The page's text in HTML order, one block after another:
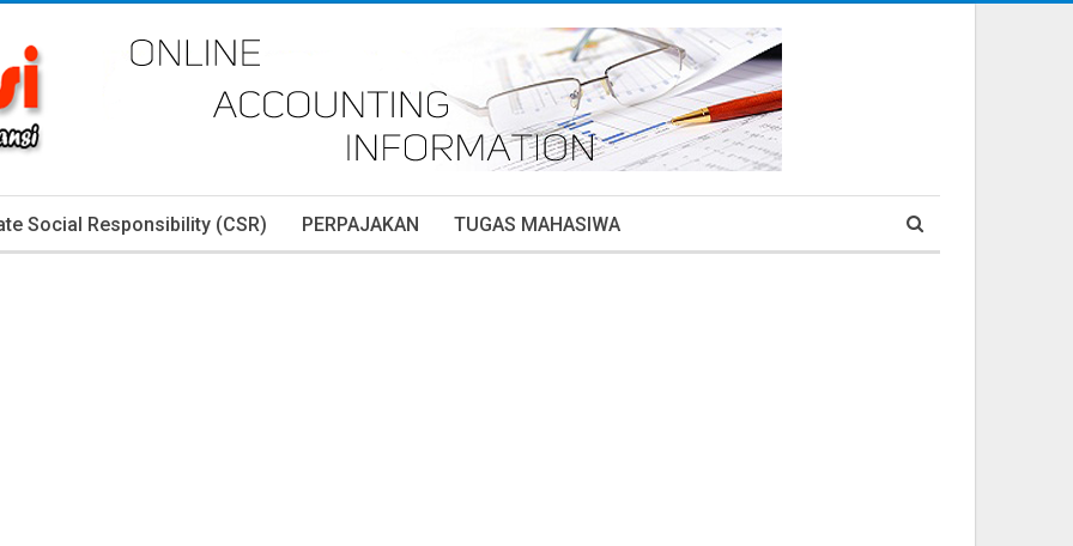
Social Responsibility (CSR) PERPAJAKAN TUGAS MAHASIWA